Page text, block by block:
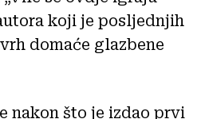
koji je posljednjih
domaće glazbene
nakon što je izdao prvi